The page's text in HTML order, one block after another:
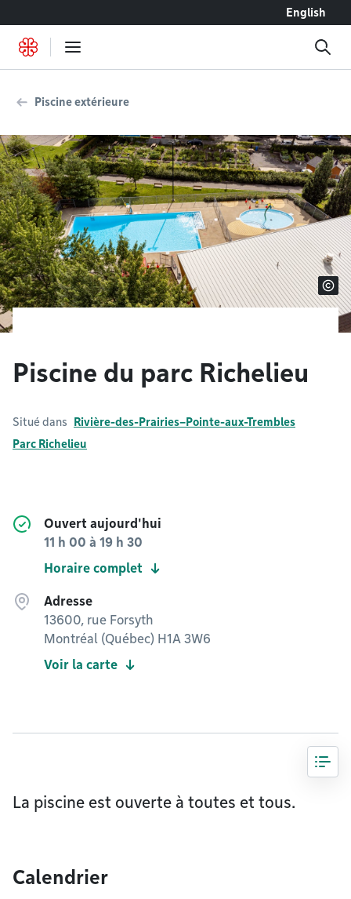
English
Piscine extérieure
Piscine du parc Richelieu
Situé dans
Rivière-des-Prairies–Pointe-aux-Trembles
Parc Richelieu
Ouvert aujourd'hui
11 h 00 à 19 h 30
Horaire complet
Adresse
13600, rue Forsyth
Montréal (Québec) H1A 3W6
Voir la carte
La piscine est ouverte à toutes et tous.
Calendrier